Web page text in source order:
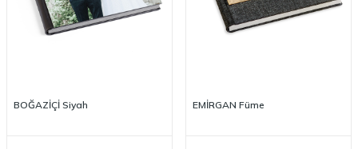
BOĞAZİÇİ Siyah EMİRGAN Füme